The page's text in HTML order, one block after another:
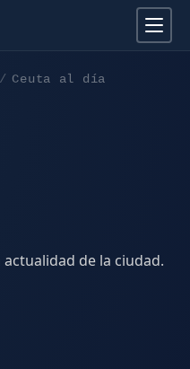
Ceuta al día
de la ciudad.